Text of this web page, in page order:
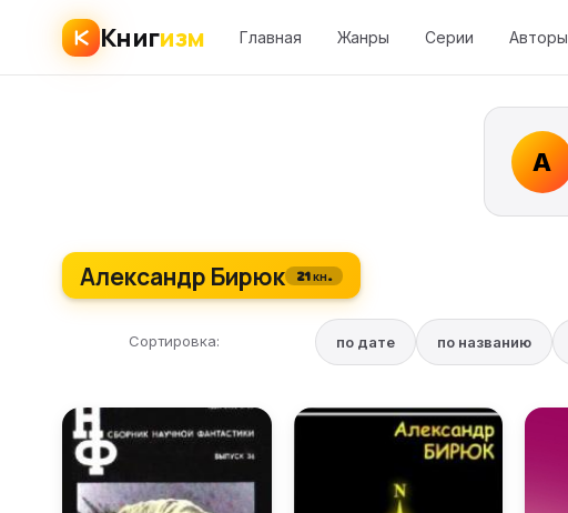
Книгизм Главная Жанры Серии Авторы
А
Александр Бирюк 21 кн.
Сортировка: по дате по названию